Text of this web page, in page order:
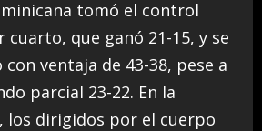
tomó el control
cuarto, que ganó 21-15, y se
ventaja de 43-38, pese a
parcial 23-22. En la
los dirigidos por el cuerpo